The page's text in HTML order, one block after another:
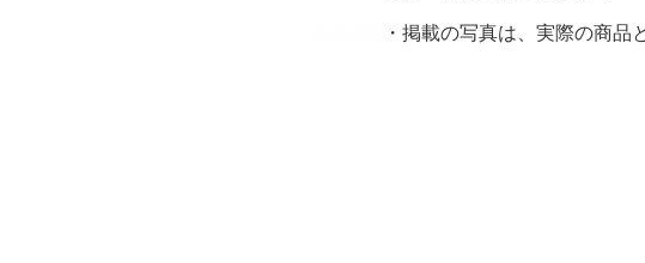
・掲載の写真は、実際の商品